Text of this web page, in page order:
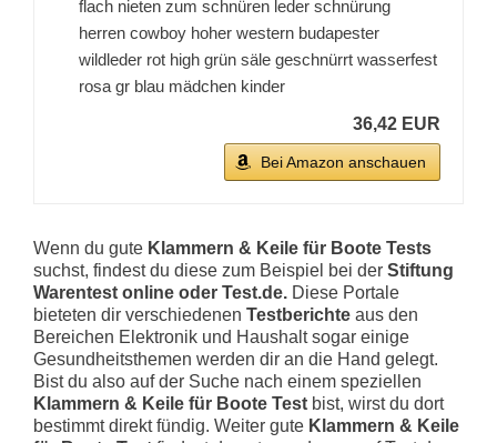
flach nieten zum schnüren leder schnürung
herren cowboy hoher western budapester
wildleder rot high grün säle geschnürrt wasserfest
rosa gr blau mädchen kinder
36,42 EUR
Bei Amazon anschauen
Wenn du gute Klammern & Keile für Boote Tests
suchst, findest du diese zum Beispiel bei der Stiftung
Warentest online oder Test.de. Diese Portale
bieteten dir verschiedenen Testberichte aus den
Bereichen Elektronik und Haushalt sogar einige
Gesundheitsthemen werden dir an die Hand gelegt.
Bist du also auf der Suche nach einem speziellen
Klammern & Keile für Boote Test bist, wirst du dort
bestimmt direkt fündig. Weiter gute Klammern & Keile